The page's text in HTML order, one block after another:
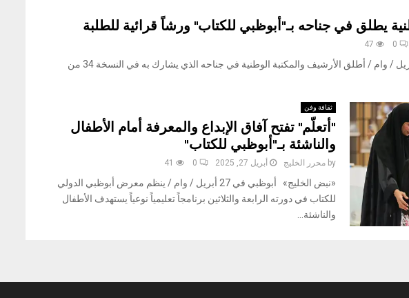
يطلق في جناحه بـ"أبوظبي للكتاب" ورشاً قرائية للطلبة
0
47
«نبض الخليج» أبوظبي في 30 أبريل / وام / أطلق الأرشيف والمكتبة الوطنية في جناحه الذي يشارك به في النسخة 34 من
ثقافة وفن
"أتعلّم" تفتح آفاق الإبداع والمعرفة أمام الأطفال
والناشئة بـ"أبوظبي للكتاب"
by محرر الخليج أبريل 27, 2025 0
41
«نبض الخليج» أبوظبي في 27 أبريل / وام / ينظم معرض أبوظبي الدولي
للكتاب في دورته الرابعة والثلاثين برنامجاً تعليمياً نوعياً يستهدف الأطفال
والناشئة...